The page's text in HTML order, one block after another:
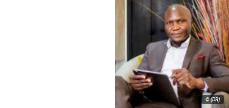
© (DR)